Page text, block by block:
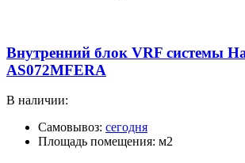
Внутренний блок VRF системы
AS072MFERA
В наличии:
Самовывоз: сегодня
Площадь помещения: м2